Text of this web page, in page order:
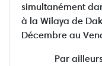
simultanément
à la Wilaya de
Décembre au
Par ailleurs, la